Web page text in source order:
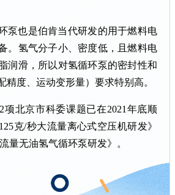
泵也是伯肯当代研发的用于燃料电
。氢气分子小、密度低，且燃料电
润滑，所以对氢循环泵的密封性和
精度、运动变形量）要求特别高。
项北京市科委课题已在2021年底顺
克/秒大流量离心式空压机研发》
量无油氢气循环泵研发》。